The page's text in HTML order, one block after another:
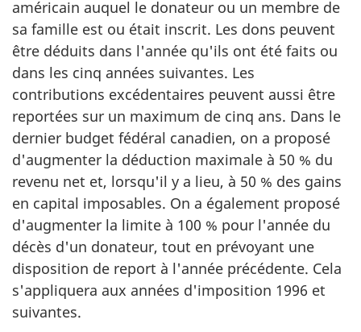
américain auquel le donateur ou un membre de
sa famille est ou était inscrit. Les dons peuvent
être déduits dans l'année qu'ils ont été faits ou
dans les cinq années suivantes. Les
contributions excédentaires peuvent aussi être
reportées sur un maximum de cinq ans. Dans le
dernier budget fédéral canadien, on a proposé
d'augmenter la déduction maximale à 50 % du
revenu net et, lorsqu'il y a lieu, à 50 % des gains
en capital imposables. On a également proposé
d'augmenter la limite à 100 % pour l'année du
décès d'un donateur, tout en prévoyant une
disposition de report à l'année précédente. Cela
s'appliquera aux années d'imposition 1996 et
suivantes.